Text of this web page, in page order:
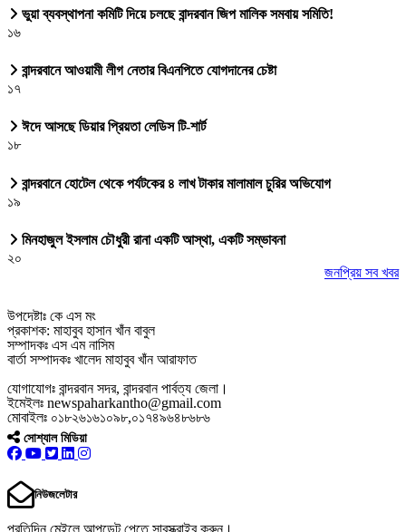
ভুয়া ব্যবস্থাপনা কমিটি দিয়ে চলছে বান্দরবান জিপ মালিক সমবায় সমিতি!
১৬
বান্দরবানে আওয়ামী লীগ নেতার বিএনপিতে যোগদানের চেষ্টা
১৭
ঈদে আসছে ডিয়ার প্রিয়তা লেডিস টি-শার্ট
১৮
বান্দরবানে হোটেল থেকে পর্যটকের ৪ লাখ টাকার মালামাল চুরির অভিযোগ
১৯
মিনহাজুল ইসলাম চৌধুরী রানা একটি আস্থা, একটি সম্ভাবনা
২০
জনপ্রিয় সব খবর
উপদেষ্টাঃ কে এস মং
প্রকাশক: মাহাবুব হাসান খাঁন বাবুল
সম্পাদকঃ এস এম নাসিম
বার্তা সম্পাদকঃ খালেদ মাহাবুব খাঁন আরাফাত
যোগাযোগঃ বান্দরবান সদর, বান্দরবান পার্বত্য জেলা।
ইমেইলঃ newspaharkantho@gmail.com
মোবাইলঃ ০১৮২৬১৬১০৯৮,০১৭৪৯৬৪৮৬৮৬
সোশ্যাল মিডিয়া
নিউজলেটার